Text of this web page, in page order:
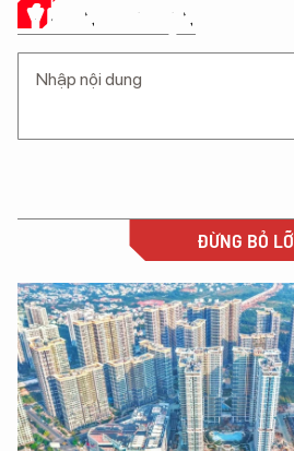
Ý KIẾN CỦA BẠN
ĐỪNG BỎ LỠ